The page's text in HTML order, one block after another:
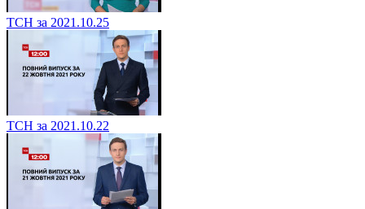
ТСН за 2021.10.25
ТСН за 2021.10.22